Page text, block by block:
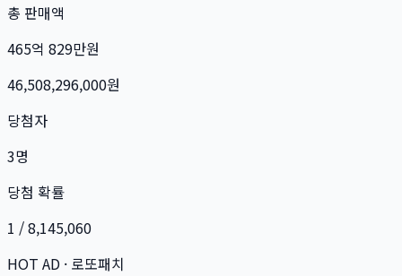
총 판매액
465억 829만원
46,508,296,000원
당첨자
3명
당첨 확률
1 / 8,145,060
HOT AD · 로또패치